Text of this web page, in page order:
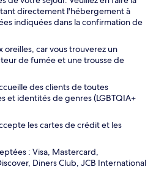
directement l'hébergement à
indiquées dans la confirmation de
oreilles, car vous trouverez un
de fumée et une trousse de
des clients de toutes
et identités de genres (LGBTQIA+
les cartes de crédit et les
: Visa, Mastercard,
Diners Club, JCB International